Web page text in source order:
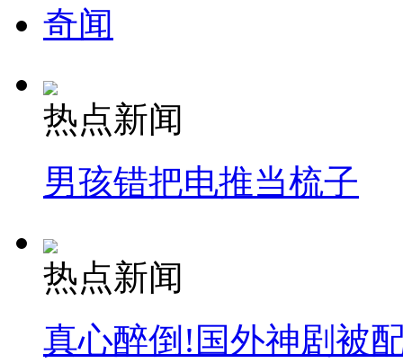
司机酒驾遇交警 急速倒车逃窜
奇闻
热点新闻
男孩错把电推当梳子
热点新闻
真心醉倒!国外神剧被